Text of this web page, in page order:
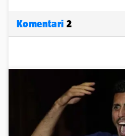
Komentari 2